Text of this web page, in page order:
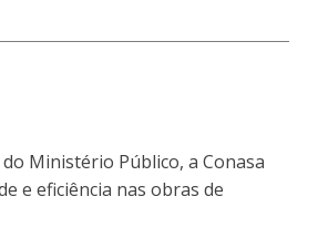
Ministério Público, a Conasa
e eficiência nas obras de